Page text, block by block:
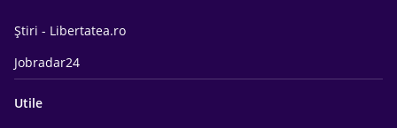
Știri - Libertatea.ro
Jobradar24
Utile